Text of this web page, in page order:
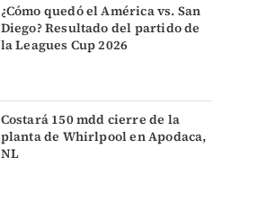
¿Cómo quedó el América vs. San
Diego? Resultado del partido de
la Leagues Cup 2026
Costará 150 mdd cierre de la
planta de Whirlpool en Apodaca,
NL